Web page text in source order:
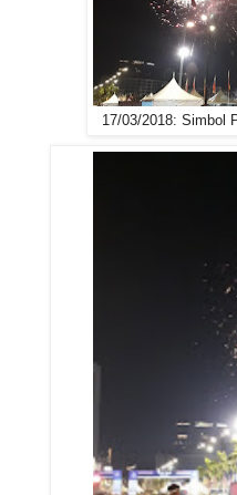
17/03/2018: Simbol